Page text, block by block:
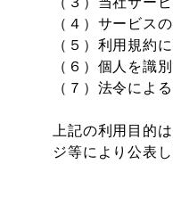
（４）サービス
（５）利用規約
（６）個人を識
（７）法令によ
上記の利用目的
ジ等により公表し